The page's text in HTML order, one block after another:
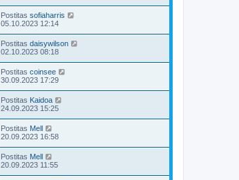
Postitas sofiaharris
05.10.2023 12:14
Postitas daisywilson
02.10.2023 08:18
Postitas coinsee
30.09.2023 17:29
Postitas Kaidoa
24.09.2023 15:25
Postitas Mell
20.09.2023 16:58
Postitas Mell
20.09.2023 11:55